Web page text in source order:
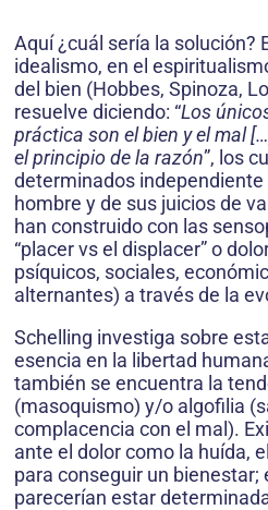
Aquí ¿cuál sería la solución?
idealismo, en el
del bien (Hobbes, Spinoza,
resuelve diciendo: “Los
práctica son el bien y el mal
el principio de la razón”, los
determinados
hombre y de sus juicios de
han construido con las
“placer vs el displacer” o
psíquicos, sociales,
alternantes) a través de la
Schelling investiga sobre
esencia en la libertad
también se encuentra la
(masoquismo) y/o algofilia
complacencia con el mal).
ante el dolor como la huí­da,
para conseguir un
parecerían estar